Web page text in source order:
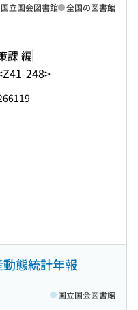
課 編
248>
国立国会図書館 全国の図書館
態統計年報
国立国会図書館